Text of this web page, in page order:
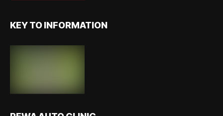
KEY TO INFORMATION